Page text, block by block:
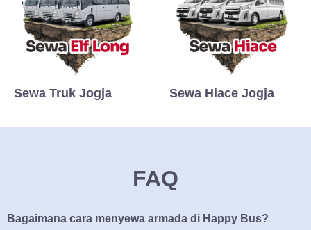
Sewa Truk Jogja Sewa Hiace Jogja
FAQ
Bagaimana cara menyewa armada di Happy Bus?